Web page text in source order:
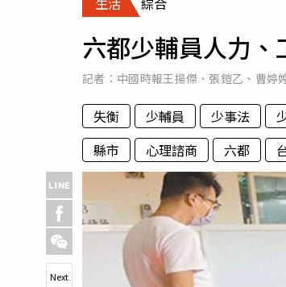
房
六都少輔員人力
記者： 中國時報王揚傑 、 張鎧乙 、 曹婷
失衡 少輔員 少事法
縣市
心理諮商 六都
Next